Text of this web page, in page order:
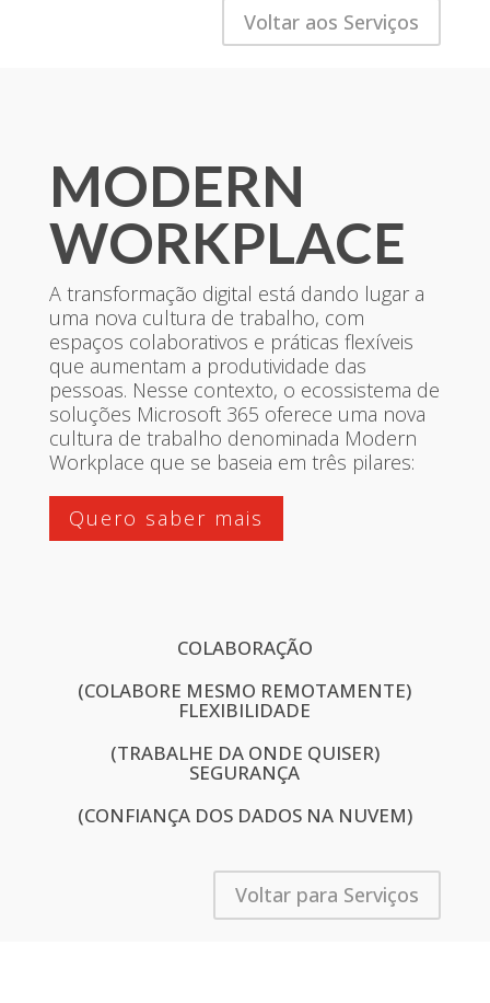
Voltar aos Serviços
MODERN
WORKPLACE
A transformação digital está dando lugar a
uma nova cultura de trabalho, com
espaços colaborativos e práticas flexíveis
que aumentam a produtividade das
pessoas. Nesse contexto, o ecossistema de
soluções Microsoft 365 oferece uma nova
cultura de trabalho denominada Modern
Workplace que se baseia em três pilares:
Quero saber mais
COLABORAÇÃO
(COLABORE MESMO REMOTAMENTE)
FLEXIBILIDADE
(TRABALHE DA ONDE QUISER)
SEGURANÇA
(CONFIANÇA DOS DADOS NA NUVEM)
Voltar para Serviços